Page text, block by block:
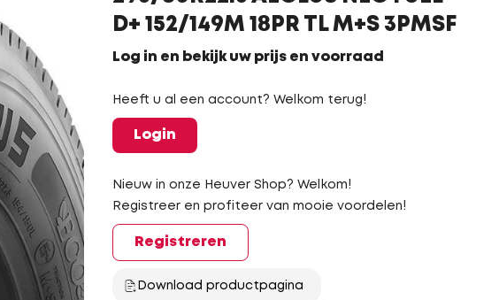
D+ 152/149M 18PR TL M+S 3PMSF
Log in en bekijk uw prijs en voorraad
Heeft u al een account? Welkom terug!
Login
Nieuw in onze Heuver Shop? Welkom!
Registreer en profiteer van mooie voordelen!
Registreren
Download productpagina